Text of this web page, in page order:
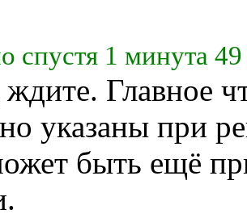
спустя 1 минута
Главное
указаны при
быть ещё